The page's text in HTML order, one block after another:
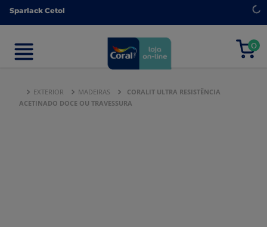
Sparlack Cetol
0
Sparlack Cetol
0
EXTERIOR MADEIRAS
CORALIT ULTRA RESISTÊNCIA
ACETINADO DOCE OU TRAVESSURA